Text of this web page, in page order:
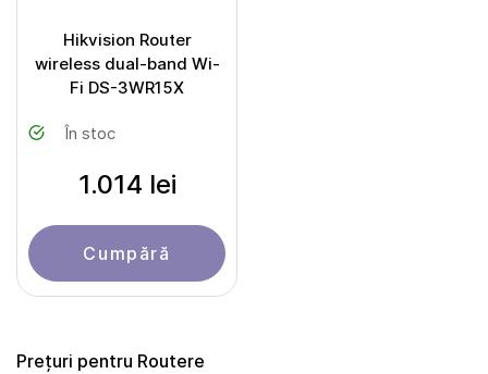
Hikvision Router
wireless dual-band Wi-
Fi DS-3WR15X
În stoc
1.014 lei
Cumpără
Prețuri pentru Routere